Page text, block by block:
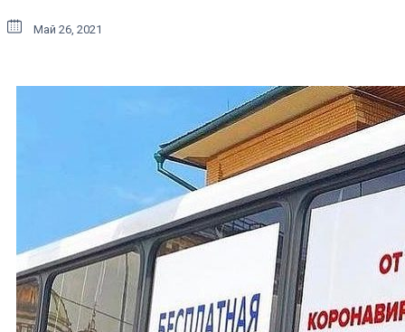
Май 26, 2021